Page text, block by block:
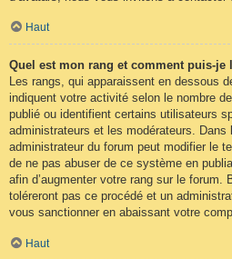
Haut
Quel est mon rang et comment puis-je
Les rangs, qui apparaissent en dessous
indiquent votre activité selon le nombre
publié ou identifient certains utilisateurs
administrateurs et les modérateurs.
administrateur du forum peut modifier le
de ne pas abuser de ce système en
afin d’augmenter votre rang sur le forum.
toléreront pas ce procédé et un
vous sanctionner en abaissant votre
Haut